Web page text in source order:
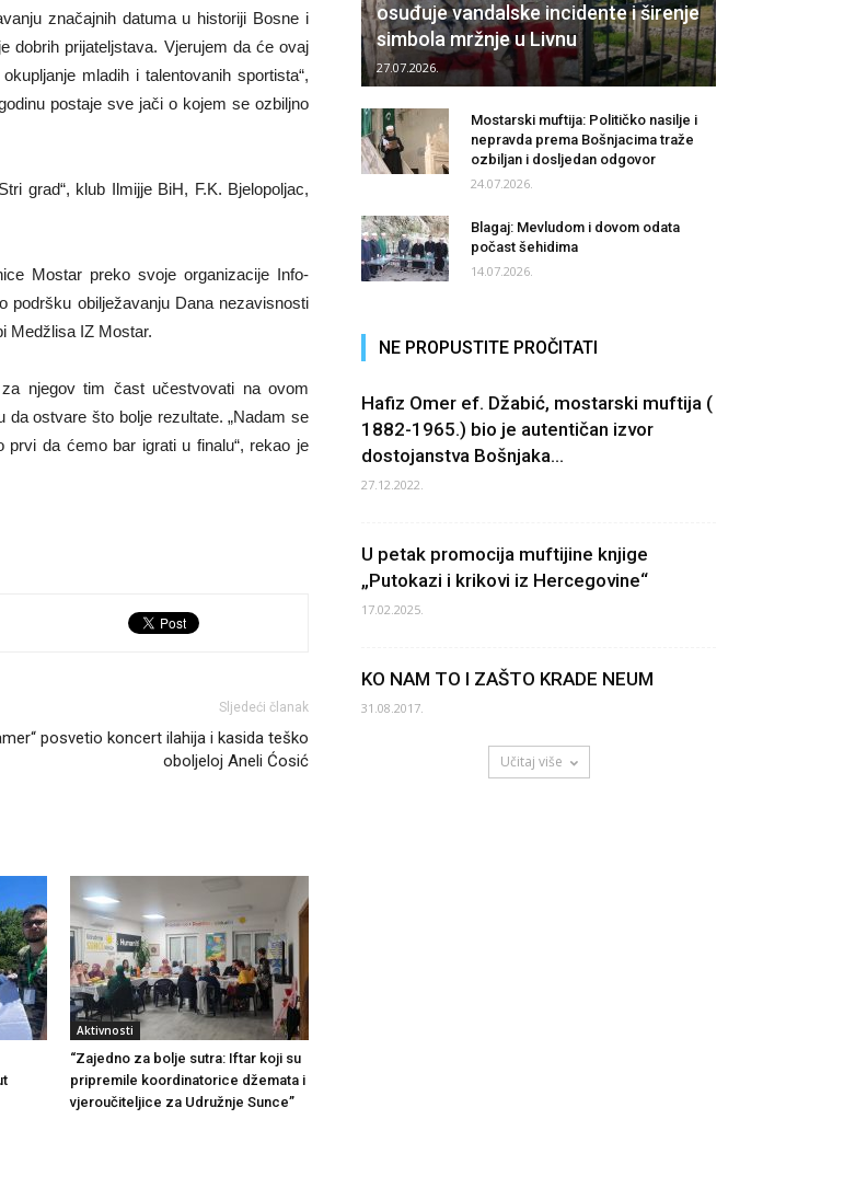
značajnih datuma u historiji Bosne i
dobrih prijateljstava. Vjerujem da će ovaj
mladih i talentovanih sportista“,
postaje sve jači o kojem se ozbiljno
grad“, klub Ilmijje BiH, F.K. Bjelopoljac,
Mostar preko svoje organizacije Info-
podršku obilježavanju Dana nezavisnosti
Medžlisa IZ Mostar.
njegov tim čast učestvovati na ovom
ostvare što bolje rezultate. „Nadam se
da ćemo bar igrati u finalu“, rekao je
Sljedeći članak
posvetio koncert ilahija i kasida teško
oboljeloj Aneli Ćosić
Aktivnosti
“Zajedno za bolje sutra: Iftar koji su
pripremile koordinatorice džemata i
vjeroučiteljice za Udružnje Sunce”
osuđuje vandalske incidente i širenje
simbola mržnje u Livnu
27.07.2026.
Mostarski muftija: Političko nasilje i
nepravda prema Bošnjacima traže
ozbiljan i dosljedan odgovor
24.07.2026.
Blagaj: Mevludom i dovom odata
počast šehidima
14.07.2026.
NE PROPUSTITE PROČITATI
Hafiz Omer ef. Džabić, mostarski muftija (
1882-1965.) bio je autentičan izvor
dostojanstva Bošnjaka...
27.12.2022.
U petak promocija muftijine knjige
„Putokazi i krikovi iz Hercegovine“
17.02.2025.
KO NAM TO I ZAŠTO KRADE NEUM
31.08.2017.
Učitaj više